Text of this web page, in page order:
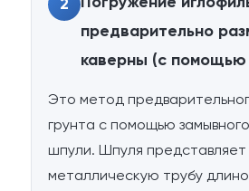
2
предварительно
каверны (с помощью
Это метод
грунта с помощью
шпули. Шпуля представляет
металлическую трубу